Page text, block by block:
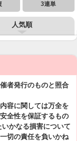
3連単
人気順
者発行のものと照合
容に関しては万全を
全性を保証するもの
かなる損害について
切の責任を負いかね